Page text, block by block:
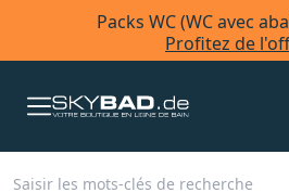
Packs WC (WC avec
Profitez de